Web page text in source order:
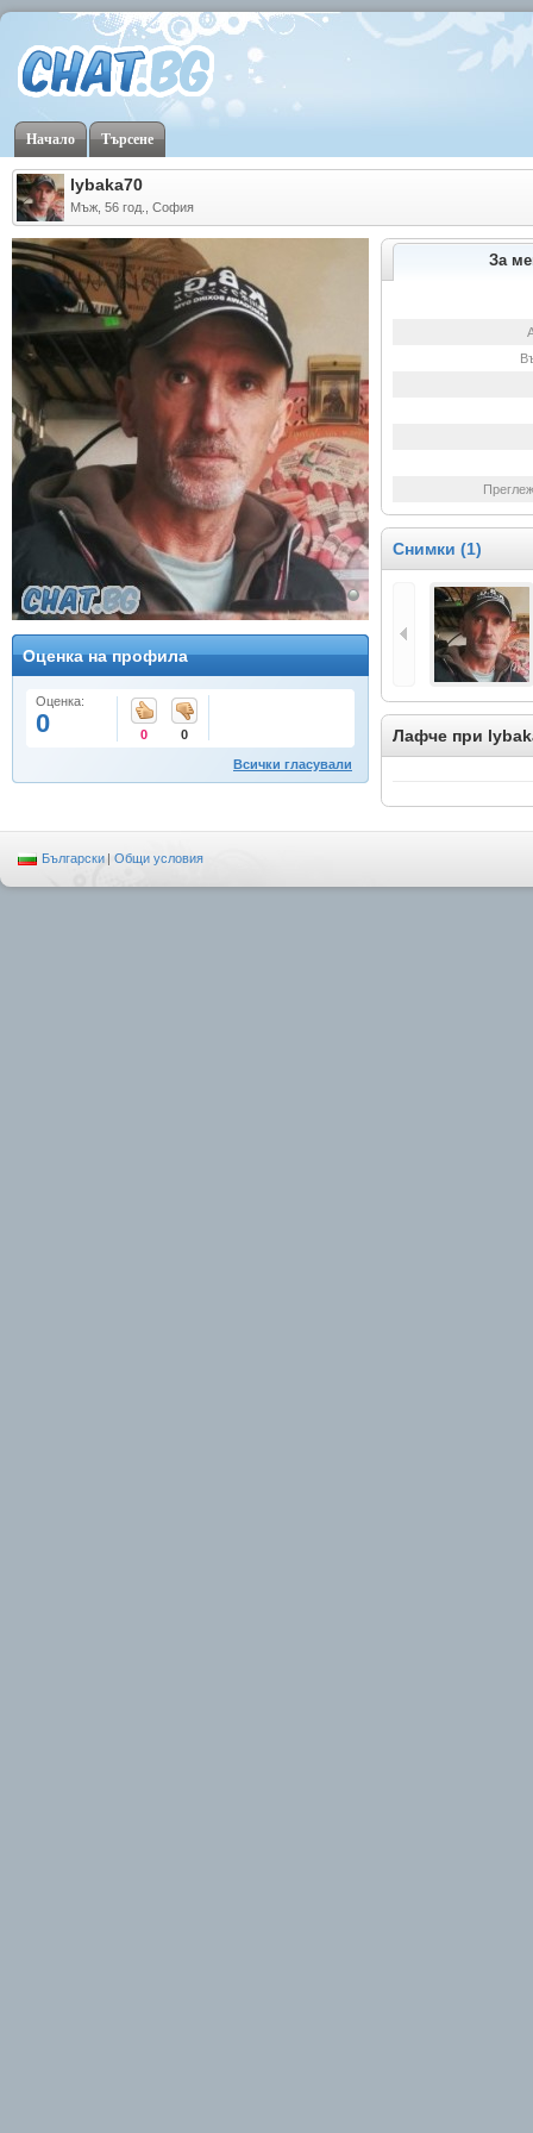
Начало Търсене
lybaka70
Мъж, 56 год., София
Оценка на профила
Оценка:
0 0 0
Всички гласували
За
Снимки (1)
Лафче при
Български | Общи условия